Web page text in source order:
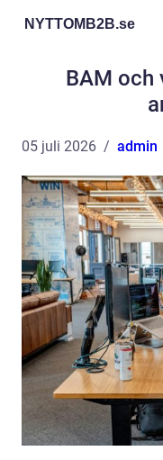
NYTTOMB2B.se
BAM och
05 juli 2026 admin